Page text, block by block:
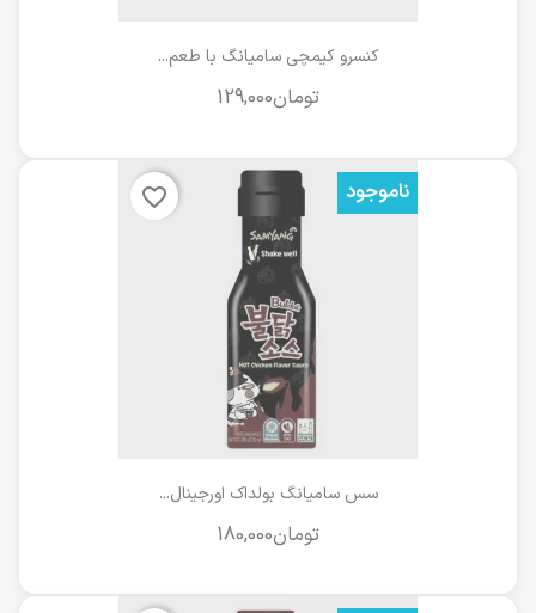
کنسرو کیمچی سامیانگ با طعم...
سس سامیانگ بولداک اورجینال...
ناموجود favorite_border